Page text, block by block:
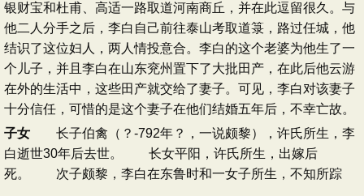
银财宝和杜甫、高适一路取道河南商丘，并在此逗留很久。与
他二人分手之后，李白自己前往泰山考取道箓，路过任城，他
结识了这位妇人，两人情投意合。李白的这个老婆为他生了一
个儿子，并且李白在山东兖州置下了大批田产，在此后他云游
在外的生活中，这些田产就交给了妻子。可见，李白对该妻子
十分信任，可惜的是这个妻子在他们结婚五年后，不幸亡故。
子女 长子伯禽（？-792年？，一说颇黎），许氏所生，李
白逝世30年后去世。 长女平阳，许氏所生，出嫁后
死。 次子颇黎，李白在东鲁时和一女子所生，不知所踪